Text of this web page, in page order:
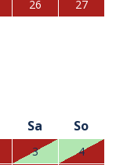
26
27
Sa So
3
4